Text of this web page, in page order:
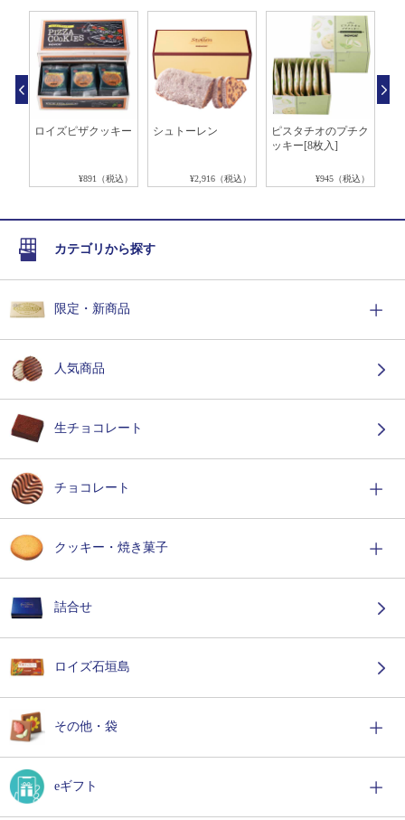
ロイズピザクッキー
¥891（税込）
シュトーレン
¥2,916（税込）
ピスタチオのプチク
ッキー[8枚入]
¥945（税込）
カテゴリから探す
限定・新商品
人気商品
生チョコレート
チョコレート
クッキー・焼き菓子
詰合せ
ロイズ石垣島
その他・袋
eギフト